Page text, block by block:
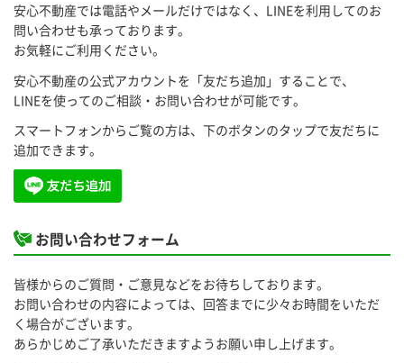
安心不動産では電話やメールだけではなく、LINEを利用してのお
問い合わせも承っております。
お気軽にご利用ください。
安心不動産の公式アカウントを「友だち追加」することで、
LINEを使ってのご相談・お問い合わせが可能です。
スマートフォンからご覧の方は、下のボタンのタップで友だちに
追加できます。
お問い合わせフォーム
皆様からのご質問・ご意見などをお待ちしております。
お問い合わせの内容によっては、回答までに少々お時間をいただ
く場合がございます。
あらかじめご了承いただきますようお願い申し上げます。